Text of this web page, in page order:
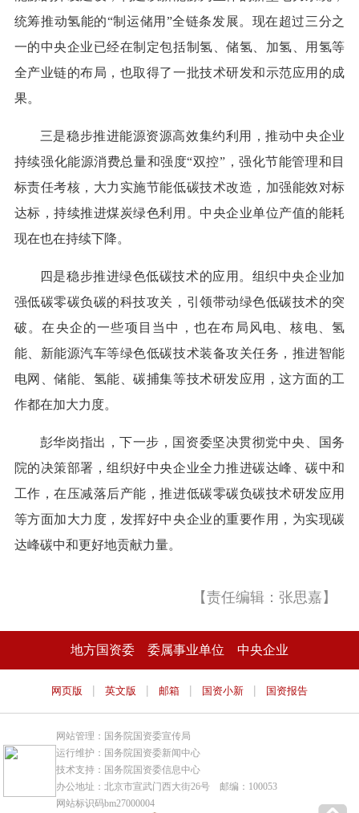
统筹推动氢能的“制运储用”全链条发展。现在超过三分之
一的中央企业已经在制定包括制氢、储氢、加氢、用氢等
全产业链的布局，也取得了一批技术研发和示范应用的成
果。
三是稳步推进能源资源高效集约利用，推动中央企业
持续强化能源消费总量和强度“双控”，强化节能管理和目
标责任考核，大力实施节能低碳技术改造，加强能效对标
达标，持续推进煤炭绿色利用。中央企业单位产值的能耗
现在也在持续下降。
四是稳步推进绿色低碳技术的应用。组织中央企业加
强低碳零碳负碳的科技攻关，引领带动绿色低碳技术的突
破。在央企的一些项目当中，也在布局风电、核电、氢
能、新能源汽车等绿色低碳技术装备攻关任务，推进智能
电网、储能、氢能、碳捕集等技术研发应用，这方面的工
作都在加大力度。
彭华岗指出，下一步，国资委坚决贯彻党中央、国务
院的决策部署，组织好中央企业全力推进碳达峰、碳中和
工作，在压减落后产能，推进低碳零碳负碳技术研发应用
等方面加大力度，发挥好中央企业的重要作用，为实现碳
达峰碳中和更好地贡献力量。
【责任编辑：张思嘉】
地方国资委 委属事业单位 中央企业
网页版 | 英文版 | 邮箱 | 国资小新 | 国资报告
网站管理：国务院国资委宣传局
运行维护：国务院国资委新闻中心
技术支持：国务院国资委信息中心
办公地址：北京市宣武门西大街26号 邮编：100053
网站标识码bm27000004